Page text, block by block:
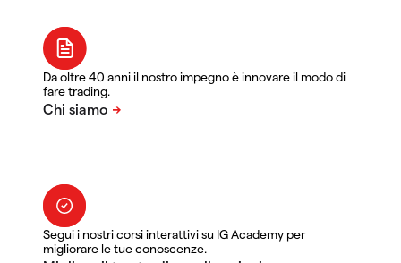
Da oltre 40 anni il nostro impegno è innovare il modo di
fare trading.
Segui i nostri corsi interattivi su IG Academy per
migliorare le tue conoscenze.